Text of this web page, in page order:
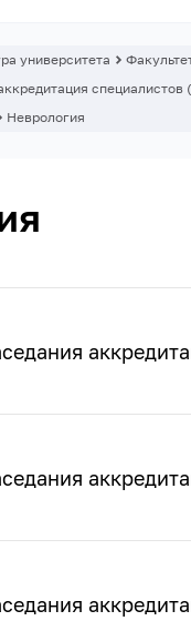
университета
Неврология